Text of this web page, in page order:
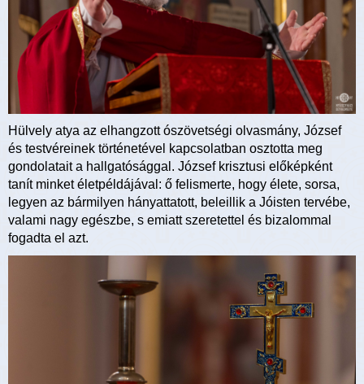
Hülvely atya az elhangzott ószövetségi olvasmány, József
és testvéreinek történetével kapcsolatban osztotta meg
gondolatait a hallgatósággal. József krisztusi előképként
tanít minket életpéldájával: ő felismerte, hogy élete, sorsa,
legyen az bármilyen hányattatott, beleillik a Jóisten tervébe,
valami nagy egészbe, s emiatt szeretettel és bizalommal
fogadta el azt.